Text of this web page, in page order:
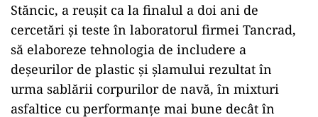
Stăncic, a reușit ca la finalul a doi ani de
cercetări și teste în laboratorul firmei Tancrad,
să elaboreze tehnologia de includere a
deșeurilor de plastic și șlamului rezultat în
urma sablării corpurilor de navă, în mixturi
asfaltice cu performanțe mai bune decât în